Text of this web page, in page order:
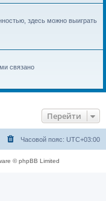
здесь можно выиграть
связано
Перейти
Часовой пояс: UTC+03:00
© phpBB Limited